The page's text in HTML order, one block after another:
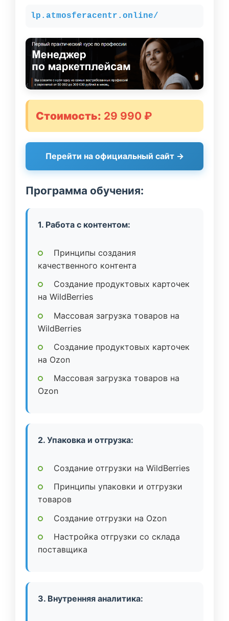
lp.atmosferacentr.online/
Стоимость: 29 990 ₽
Перейти на официальный сайт →
Программа обучения:
1. Работа с контентом:
Принципы создания
качественного контента
Создание продуктовых карточек
на WildBerries
Массовая загрузка товаров на
WildBerries
Создание продуктовых карточек
на Ozon
Массовая загрузка товаров на
Ozon
2. Упаковка и отгрузка:
Создание отгрузки на WildBerries
Принципы упаковки и отгрузки
товаров
Создание отгрузки на Ozon
Настройка отгрузки со склада
поставщика
3. Внутренняя аналитика: